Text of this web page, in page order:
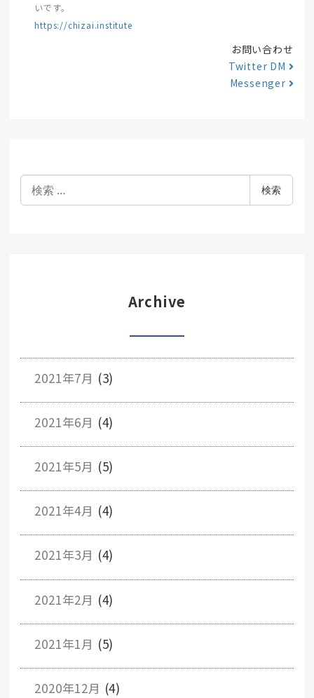
いです。
https://chizai.institute
お問い合わせ
Twitter DM
Messenger
索
検索
Archive
2021年7月 (3)
2021年6月 (4)
2021年5月 (5)
2021年4月 (4)
2021年3月 (4)
2021年2月 (4)
2021年1月 (5)
2020年12月 (4)